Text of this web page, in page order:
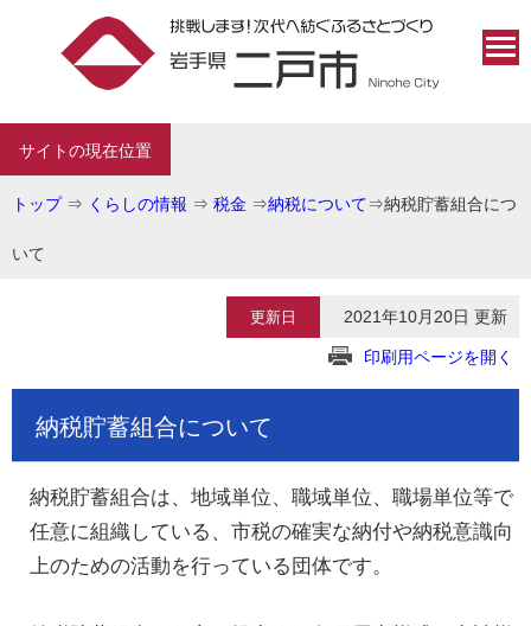
サイトの現在位置
トップ⇒ くらしの情報 ⇒ 税金 ⇒納税について⇒納税貯蓄組合につ
いて
更新日 2021年10月20日 更新
印刷用ページを開く
納税貯蓄組合について
納税貯蓄組合は、地域単位、職域単位、職場単位等で
任意に組織している、市税の確実な納付や納税意識向
上のための活動を行っている団体です。